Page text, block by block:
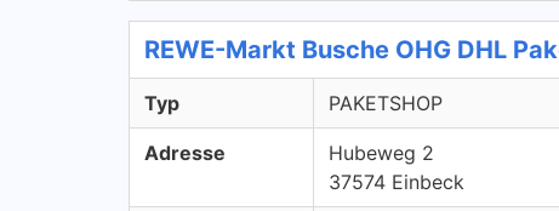
REWE-Markt Busche OHG DHL
Typ PAKETSHOP
Adresse
Hubeweg 2
37574 Einbeck